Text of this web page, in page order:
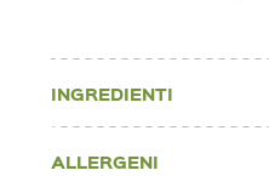
INGREDIENTI
ALLERGENI